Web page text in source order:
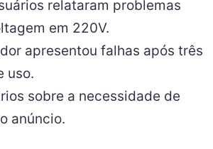
relataram problemas
em 220V.
apresentou falhas após três
uso.
sobre a necessidade de
anúncio.